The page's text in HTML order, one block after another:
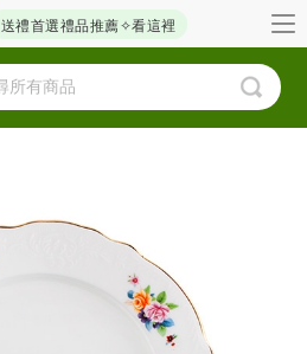
送禮首選禮品推薦✧看這裡